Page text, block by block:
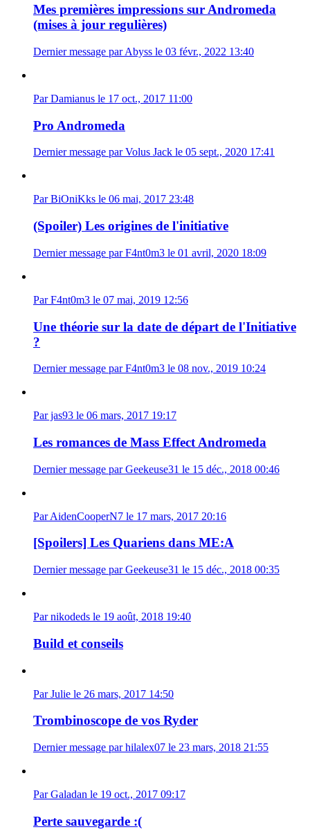
Mes premières impressions sur Andromeda
(mises à jour regulières)
Dernier message par Abyss le 03 févr., 2022 13:40
Par Damianus le 17 oct., 2017 11:00
Pro Andromeda
Dernier message par Volus Jack le 05 sept., 2020 17:41
Par BiOniKks le 06 mai, 2017 23:48
(Spoiler) Les origines de l'initiative
Dernier message par F4nt0m3 le 01 avril, 2020 18:09
Par F4nt0m3 le 07 mai, 2019 12:56
Une théorie sur la date de départ de l'Initiative
?
Dernier message par F4nt0m3 le 08 nov., 2019 10:24
Par jas93 le 06 mars, 2017 19:17
Les romances de Mass Effect Andromeda
Dernier message par Geekeuse31 le 15 déc., 2018 00:46
Par AidenCooperN7 le 17 mars, 2017 20:16
[Spoilers] Les Quariens dans ME:A
Dernier message par Geekeuse31 le 15 déc., 2018 00:35
Par nikodeds le 19 août, 2018 19:40
Build et conseils
Par Julie le 26 mars, 2017 14:50
Trombinoscope de vos Ryder
Dernier message par hilalex07 le 23 mars, 2018 21:55
Par Galadan le 19 oct., 2017 09:17
Perte sauvegarde :(